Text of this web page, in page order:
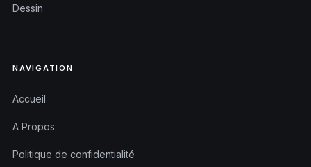
Dessin
NAVIGATION
Accueil
A Propos
Politique de confidentialité